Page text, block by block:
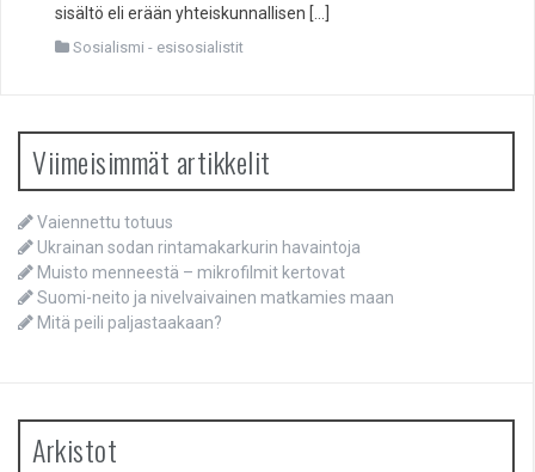
sisältö eli erään yhteiskunnallisen […]
Sosialismi - esisosialistit
Viimeisimmät artikkelit
Vaiennettu totuus
Ukrainan sodan rintamakarkurin havaintoja
Muisto menneestä – mikrofilmit kertovat
Suomi-neito ja nivelvaivainen matkamies maan
Mitä peili paljastaakaan?
Arkistot